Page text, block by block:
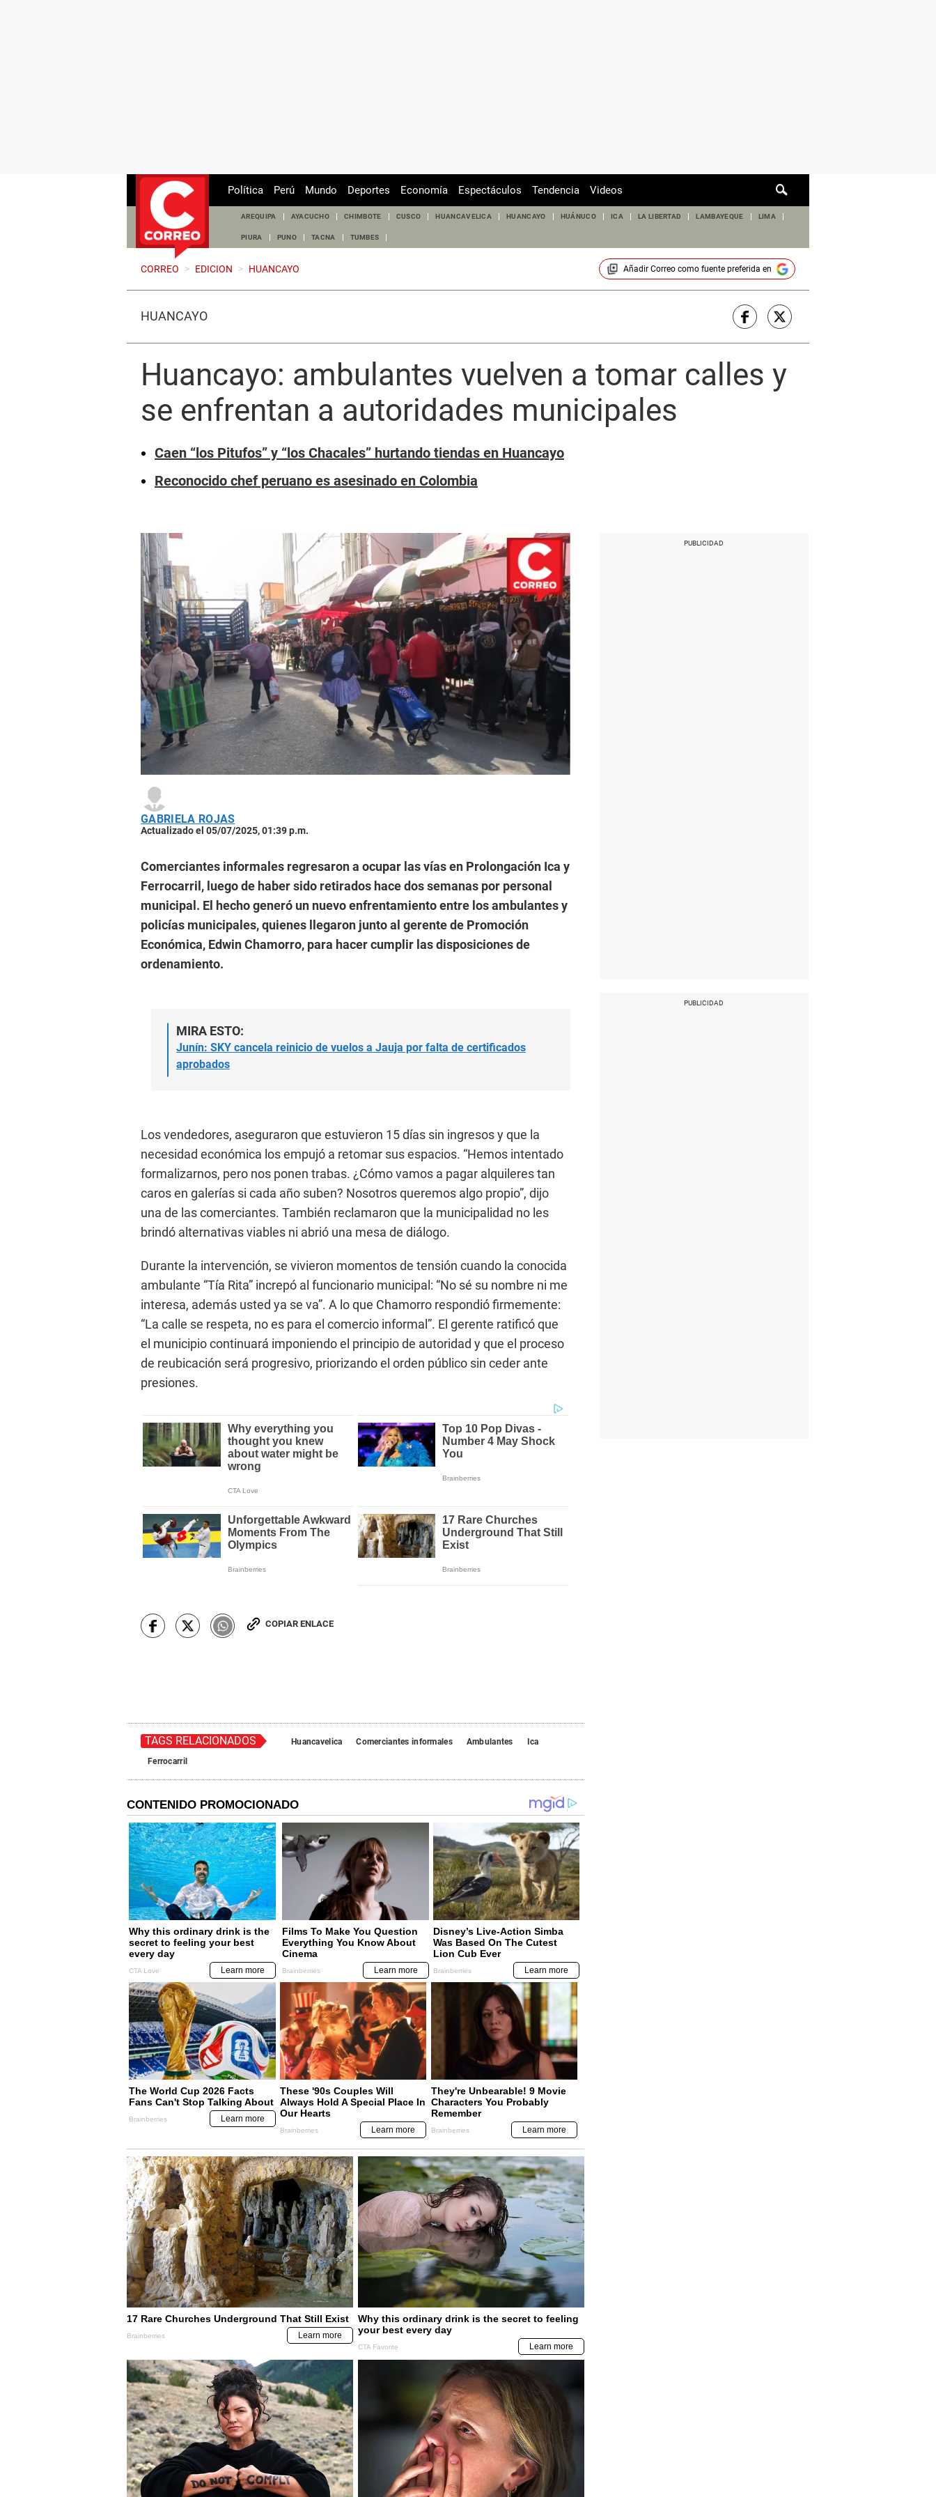
de
Política Perú Mundo Deportes Economía Espectáculos Tendencia Videos
AREQUIPA AYACUCHO CHIMBOTE CUSCO HUANCAVELICA HUANCAYO HUÁNUCO ICA LA LIBERTAD LAMBAYEQUE LIMA
PIURA PUNO TACNA TUMBES
CORREO > EDICION > HUANCAYO Añadir Correocomo fuente preferida en
HUANCAYO
Huancayo: ambulantes vuelven a tomar calles y
se enfrentan a autoridades municipales
Caen “los Pitufos” y “los Chacales” hurtando tiendas en Huancayo
Reconocido chef peruano es asesinado en Colombia
GABRIELA ROJAS
Actualizado el 05/07/2025, 01:39 p.m.
Comerciantes informales regresaron a ocupar las vías en Prolongación Ica y
Ferrocarril, luego de haber sido retirados hace dos semanas por personal
municipal. El hecho generó un nuevo enfrentamiento entre los ambulantes y
policías municipales, quienes llegaron junto al gerente de Promoción
Económica, Edwin Chamorro, para hacer cumplir las disposiciones de
ordenamiento.
MIRA ESTO:
Junín: SKY cancela reinicio de vuelos a Jauja por falta de certificados
aprobados
Los vendedores, aseguraron que estuvieron 15 días sin ingresos y que la
necesidad económica los empujó a retomar sus espacios. “Hemos intentado
formalizarnos, pero nos ponen trabas. ¿Cómo vamos a pagar alquileres tan
caros en galerías si cada año suben? Nosotros queremos algo propio”, dijo
una de las comerciantes. También reclamaron que la municipalidad no les
brindó alternativas viables ni abrió una mesa de diálogo.
Durante la intervención, se vivieron momentos de tensión cuando la conocida
ambulante “Tía Rita” increpó al funcionario municipal: “No sé su nombre ni me
interesa, además usted ya se va”. A lo que Chamorro respondió firmemente:
“La calle se respeta, no es para el comercio informal”. El gerente ratificó que
el municipio continuará imponiendo el principio de autoridad y que el proceso
de reubicación será progresivo, priorizando el orden público sin ceder ante
presiones.
COPIAR ENLACE
TAGS RELACIONADOS Huancavelica Comerciantes informales Ambulantes
Ica
Ferrocarril